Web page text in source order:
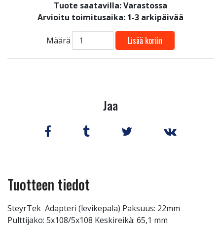
Tuote saatavilla:Varastossa
Arvioitu toimitusaika: 1-3 arkipäivää
Määrä Lisää koriin
Jaa
Tuotteen tiedot
SteyrTek Adapteri (levikepala) Paksuus: 22mm
Pulttijako: 5x108/5x108 Keskireikä: 65,1 mm